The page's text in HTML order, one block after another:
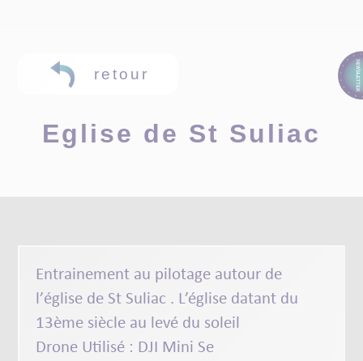
retour
Eglise de St Suliac
Entrainement au pilotage autour de
l’église de St Suliac . L’église datant du
13ème siècle au levé du soleil
Drone Utilisé : DJI Mini Se